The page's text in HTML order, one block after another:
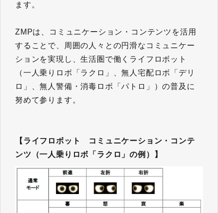
ます。
ZMPは、コミュニケーション・コンテンツを活用
することで、周囲の人々との円滑なコミュニケー
ションを実現し、生活圏で働くライフロボット
（一人乗りロボ「ラクロ」、無人宅配ロボ「デリ
ロ」、無人警備・消毒ロボ「パトロ」）の普及に
努めて参ります。
【ライフロボット コミュニケーション・コンテ
ンツ（一人乗りロボ「ラクロ」の例）】